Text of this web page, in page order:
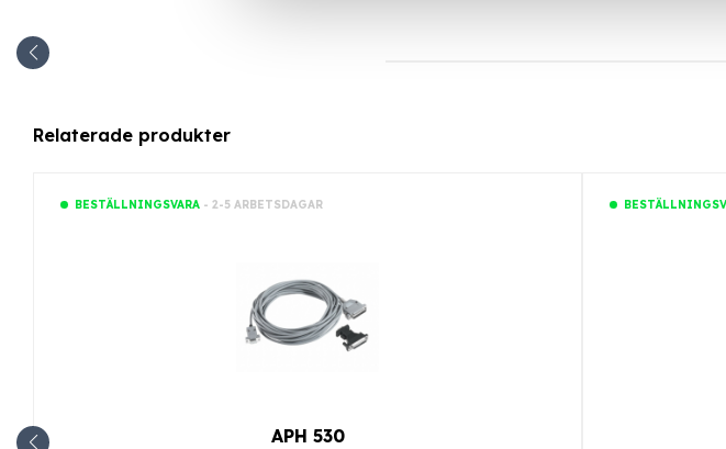
Relaterade produkter
BESTÄLLNINGSVARA- 2-5 ARBETSDAGAR
APH 530